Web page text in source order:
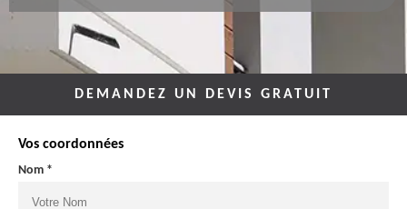
DEMANDEZ UN DEVIS GRATUIT
Vos coordonnées
Nom *